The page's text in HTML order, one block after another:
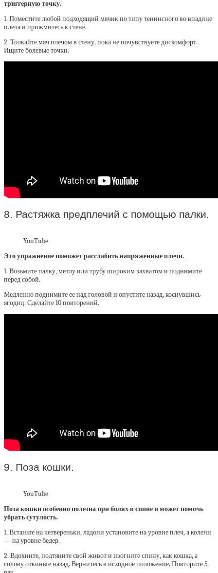
триггерную точку.
1. Поместите любой подходящий мячик по типу теннисного во впадине
плеча и прижмитесь к стене.
2. Толкайте мяч плечом в стену, пока не почувствуете дискомфорт.
Ищите болевые точки.
8. Растяжка предплечий с помощью палки.
YouTube
Это упражнение поможет расслабить напряженные плечи.
1. Возьмите палку, метлу или трубу широким захватом и поднимите
перед собой.
Медленно поднимите ее над головой и опустите назад, коснувшись
ягодиц. Сделайте 10 повторений.
9. Поза кошки.
YouTube
Поза кошки особенно полезна при болях в спине и может помочь
убрать сутулость.
1. Встаньте на четвереньки, ладони установите на уровне плеч, а колени
— на уровне бедер.
2. Вдохните, подтяните свой живот и изогните спину, как кошка, а
голову откиньте назад. Вернитесь в исходное положение. Повторите 5